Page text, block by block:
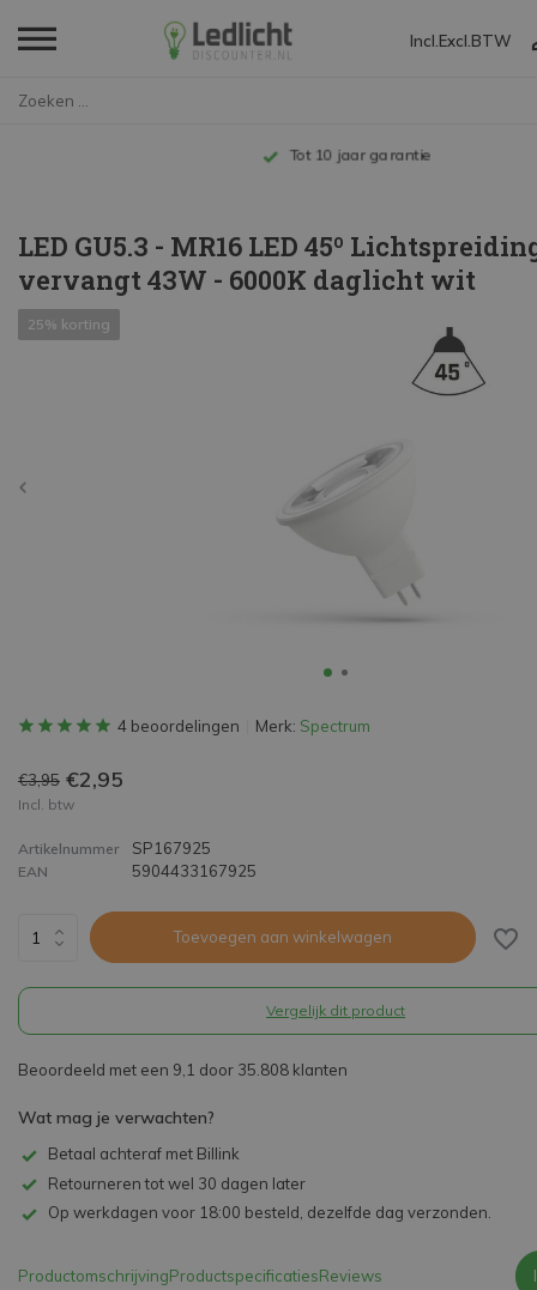
Incl. Excl. BTW
Tot 10 jaar garantie
LED GU5.3 - MR16 LED 45º
vervangt 43W - 6000K daglicht wit
25% korting
4 beoordelingen Merk: Spectrum
€3,95 €2,95
Incl. btw
Artikelnummer SP167925
EAN 5904433167925
Toevoegen aan winkelwagen
Vergelijk dit product
Beoordeeld met een 9,1 door 35.808 klanten
Wat mag je verwachten?
Betaal achteraf met Billink
Retourneren tot wel 30 dagen later
Op werkdagen voor 18:00 besteld, dezelfde dag verzonden.
ProductomschrijvingProductspecificatiesReviews